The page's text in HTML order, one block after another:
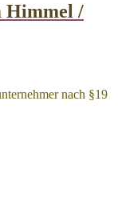
Himmel /
nach §19